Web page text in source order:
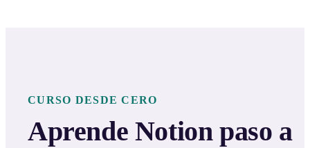
CURSO DESDE CERO
Aprende Notion paso a